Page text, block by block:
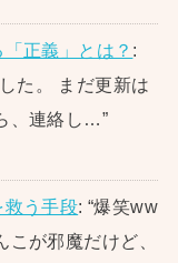
正義」とは？ :
た。 まだ更新は
、連絡し…”
救う手段: “爆笑ww
が邪魔だけど、